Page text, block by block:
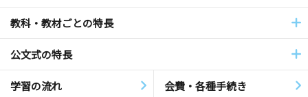
教科・教材ごとの特長
公文式の特長
学習の流れ 会費・各種手続き